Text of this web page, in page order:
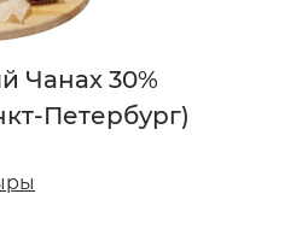
Чанах 30%
Петербург)